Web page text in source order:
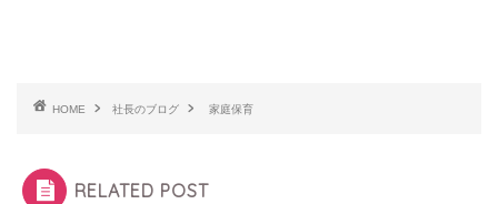
HOME 社長のブログ 家庭保育
RELATED POST